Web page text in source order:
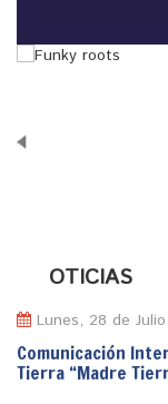
OTICIAS
Lunes, 28 de
Comunicación
Tierra “Madre